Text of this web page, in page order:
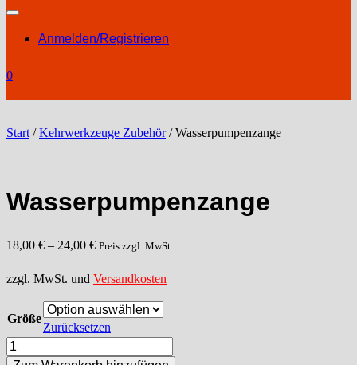
Anmelden/Registrieren
0
Start /Kehrwerkzeuge Zubehör/ Wasserpumpenzange
Wasserpumpenzange
18,00 € – 24,00 € Preis zzgl. MwSt.
zzgl. MwSt. und Versandkosten
Größe
Zurücksetzen
Wasserpumpenzange
Menge